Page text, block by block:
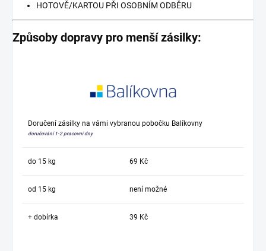
HOTOVĚ/KARTOU PŘI OSOBNÍM ODBĚRU
Způsoby dopravy pro menší zásilky:
Doručení zásilky na vámi vybranou pobočku Balíkovny
doručování 1-2 pracovní dny
do 15 kg 69 Kč
od 15 kg není možné
+ dobírka 39 Kč